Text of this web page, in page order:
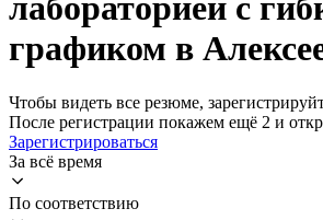
лабораторией с
графиком в
Чтобы видеть все резюме,
После регистрации покажем ещё 2 и
Зарегистрироваться
За всё время
По соответствию